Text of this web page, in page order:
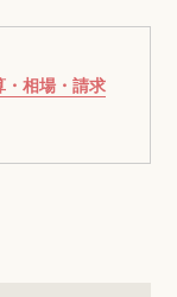
相場・請求